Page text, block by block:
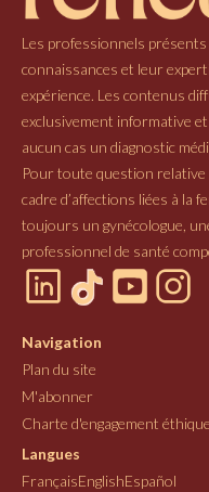
Les professionnels
connaissances et leur
expérience. Les contenus
exclusivement informative
aucun cas un diagnostic
Pour toute question
cadre d’affections liées à la
toujours un gynécologue,
professionnel de santé
Navigation
Plan du site
M'abonner
Charte d'engagement éthique
Langues
FrançaisEnglishEspañol